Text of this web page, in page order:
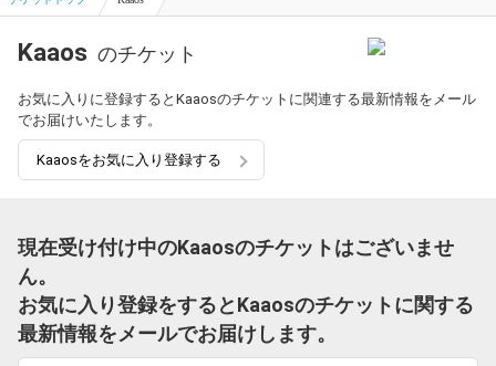
Kaaos のチケット
お気に入りに登録するとKaaosのチケットに関連する最新情報をメール
でお届けいたします。
Kaaosをお気に入り登録する
現在受け付け中のKaaosのチケットはございませ
ん。
お気に入り登録をするとKaaosのチケットに関する
最新情報をメールでお届けします。